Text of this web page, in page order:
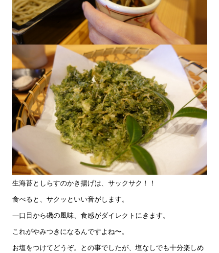
生海苔としらすのかき揚げは、サックサク！！
食べると、サクッといい音がします。
一口目から磯の風味、食感がダイレクトにきます。
これがやみつきになるんですよね〜。
お塩をつけてどうぞ。との事でしたが、塩なしでも十分楽しめ